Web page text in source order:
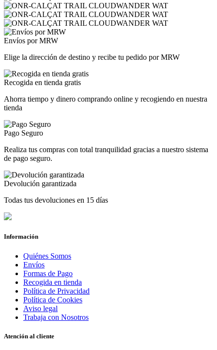
Envíos por MRW
Elige la dirección de destino y recibe tu pedido por MRW
Recogida en tienda gratis
Ahorra tiempo y dinero comprando online y recogiendo en nuestra
tienda
Pago Seguro
Realiza tus compras con total tranquilidad gracias a nuestro sistema
de pago seguro.
Devolución garantizada
Todas tus devoluciones en 15 días
Información
Quiénes Somos
Envíos
Formas de Pago
Recogida en tienda
Política de Privacidad
Política de Cookies
Aviso legal
Trabaja con Nosotros
Atención al cliente